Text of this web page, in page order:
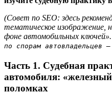
(Совет по SEO: здесь
тематическое изображение,
фоне автомобильных
по спорам автовладельцев
Часть 1. Судебная
автомобиля:
поломках